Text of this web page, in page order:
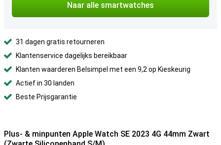
Naar alle smartwatches
31 dagen gratis retourneren
Klantenservice dagelijks bereikbaar
Klanten waarderen Belsimpel met een 9,2 op Kieskeurig
Actief in 30 landen
Beste Prijsgarantie
Plus- & minpunten Apple Watch SE 2023 4G 44mm Zwart